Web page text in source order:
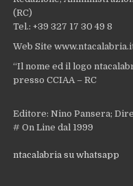
(RC)
Tel.: +39 327 17 30 49 8
Web Site
“Il nome ed il logo
presso CCIAA – RC
Editore: Nino Pansera;
# On Line dal 1999
ntacalabria su whatsapp